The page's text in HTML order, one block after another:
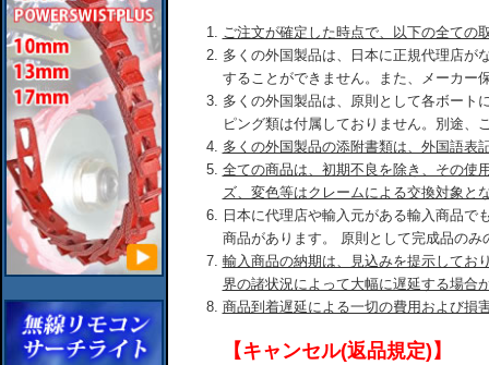
ご注文が確定した時点で、以下の全ての
多くの外国製品は、日本に正規代理店が
することができません。また、メーカー
多くの外国製品は、原則として各ボート
ピング類は付属しておりません。別途、
多くの外国製品の添附書類は、外国語表
全ての商品は、初期不良を除き、その使
ズ、変色等はクレームによる交換対象と
日本に代理店や輸入元がある輸入商品で
商品があります。 原則として完成品のみ
輸入商品の納期は、見込みを提示してお
界の諸状況によって大幅に遅延する場合
商品到着遅延による一切の費用および損
【キャンセル(返品規定)】